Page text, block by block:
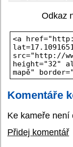
Odkaz
<a href="http://
src="http://
height="32"
mapě"
Komentáře
Ke kameře není
Přidej komentář